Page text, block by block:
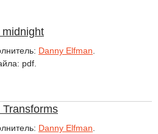
Danny Elfman
pdf.
Danny Elfman